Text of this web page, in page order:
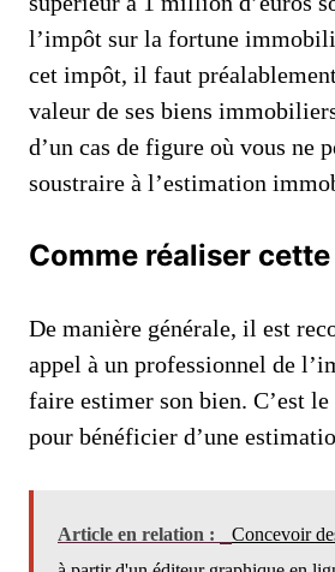
l’impôt sur la fortune
cet impôt, il faut
valeur de ses biens
d’un cas de figure où vous ne
soustraire à l’estimation
Comme réaliser
De manière générale, il est
appel à un professionnel de
faire estimer son bien. C’est
pour bénéficier d’une
Article en relation :
Concevoir